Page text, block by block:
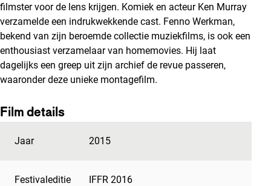
filmster voor de lens krijgen. Komiek en acteur Ken Murray
verzamelde een indrukwekkende cast. Fenno Werkman,
bekend van zijn beroemde collectie muziekfilms, is ook een
enthousiast verzamelaar van homemovies. Hij laat
dagelijks een greep uit zijn archief de revue passeren,
waaronder deze unieke montagefilm.
Film details
Jaar 2015
Festivaleditie IFFR 2016